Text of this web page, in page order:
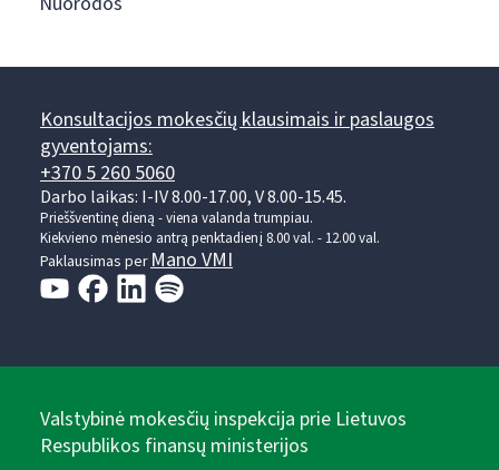
Konsultacijos mokesčių klausimais ir paslaugos
gyventojams:
+370 5 260 5060
Darbo laikas: I-IV 8.00-17.00, V 8.00-15.45.
Prieššventinę dieną - viena valanda trumpiau.
Kiekvieno mėnesio antrą penktadienį 8.00 val. - 12.00 val.
Paklausimas per Mano VMI
Valstybinė mokesčių inspekcija prie Lietuvos
Respublikos finansų ministerijos